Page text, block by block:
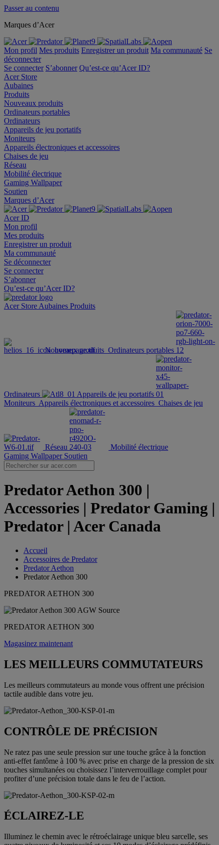
Passer au contenu
Marques d’Acer
Mon profil Mes produits Enregistrer un produit Ma communauté Se
déconnecter
Se connecter S’abonner Qu’est-ce qu’Acer ID?
Acer Store
Aubaines
Produits
Nouveaux produits
Ordinateurs portables
Ordinateurs
Appareils de jeu portatifs
Moniteurs
Appareils électroniques et accessoires
Chaises de jeu
Réseau
Mobilité électrique
Gaming Wallpaper
Soutien
Marques d’Acer
Acer ID
Mon profil
Mes produits
Enregistrer un produit
Ma communauté
Se déconnecter
Se connecter
S’abonner
Qu’est-ce qu’Acer ID?
Acer Store Aubaines Produits
Nouveaux produits Ordinateurs portables
Ordinateurs
Appareils de jeu portatifs
Moniteurs Appareils électroniques et accessoires Chaises de jeu
Réseau
Mobilité électrique
Gaming Wallpaper Soutien
Predator Aethon 300 |
Accessories | Predator Gaming |
Predator | Acer Canada
Accueil
Accessoires de Predator
Predator Aethon
Predator Aethon 300
PREDATOR AETHON 300
PREDATOR AETHON 300
Magasinez maintenant
LES MEILLEURS COMMUTATEURS
Les meilleurs commutateurs au monde vous offrent une précision
tactile audible dans votre jeu.
CONTRÔLE DE PRÉCISION
Ne ratez pas une seule pression sur une touche grâce à la fonction
anti-effet fantôme à 100 % avec prise en charge de la pression de six
touches simultanées ou choisissez l’interverrouillage complet pour
profiter d’une précision totale dans le feu de l’action.
ÉCLAIREZ-LE
Illuminez le chemin avec le rétroéclairage unique bleu sarcelle, ses